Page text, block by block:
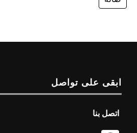
ابقى على تواصل
اتصل بنا